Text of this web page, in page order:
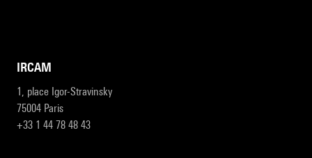
IRCAM
1, place Igor-Stravinsky
75004 Paris
+33 1 44 78 48 43